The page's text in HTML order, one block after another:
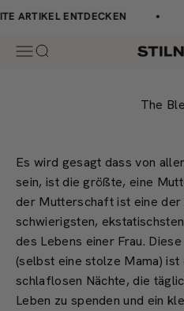
↵Zum Inhalt springen
↵Zum Menü springen
↵Fußzeile springen
↵Barrierefreiheits-Widget
Zum Inhalt springen
ARTIKEL ENTDECKEN
Navigationsmenü öffnen
Suche öffnen Stilnest
The
Es wird gesagt dass von
sein, ist die größte, eine
der Mutterschaft ist eine
schwierigsten,
des Lebens einer Frau.
(selbst eine stolze Mama) ist
schlaflosen Nächte, die
Leben zu spenden und ein